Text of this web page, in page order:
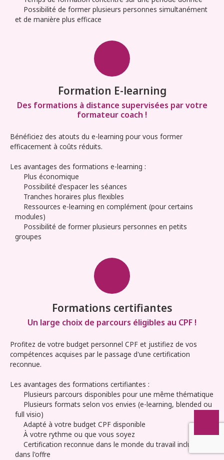
Possibilité de former plusieurs personnes simultanément
et de manière plus efficace
Formation E-learning
Des formations à distance supervisées par votre
formateur coach !
Bénéficiez des atouts du e-learning pour vous former
efficacement à coûts réduits.
Les avantages des formations e-learning :
Plus économique
Possibilité d'espacer les séances
Tranches horaires plus flexibles
Ressources e-learning en complément (pour certains
modules)
Possibilité de former plusieurs personnes en petits
groupes
Formations certifiantes
Un large choix de parcours éligibles au CPF !
Profitez de votre budget personnel CPF et justifiez de vos
compétences acquises par le passage d'une certification
reconnue.
Les avantages des formations certifiantes :
Plusieurs parcours disponibles pour une même thématique
Plusieurs formats selon vos envies (e-learning, blended ou
full visio)
Adapté à votre budget CPF disponible
À votre rythme ou que vous soyez
Certification reconnue dans le monde du travail incluse
dans l'offre